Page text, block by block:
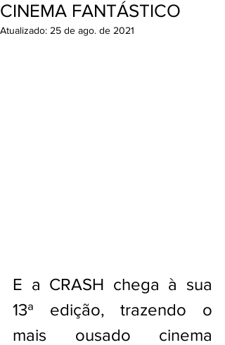
CINEMA FANTÁSTICO
Atualizado: 25 de ago. de 2021
E a CRASH chega à sua
13ª edição, trazendo o
mais ousado cinema